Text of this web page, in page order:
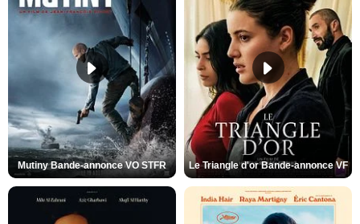
Mutiny Bande-annonce VO STFR Le Triangle d'or Bande-annonce VF